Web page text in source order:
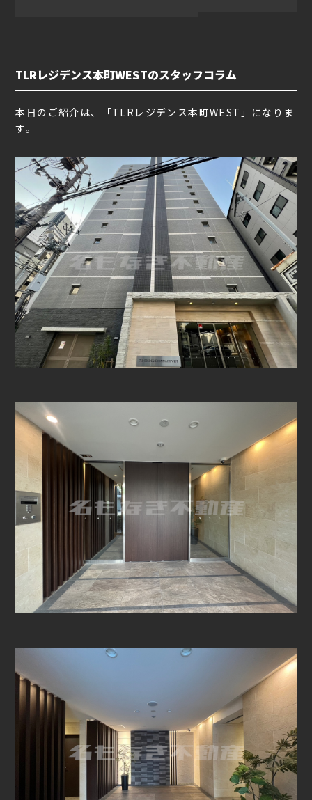
TLRレジデンス本町WESTのスタッフコラム
本日のご紹介は、「TLRレジデンス本町WEST」になりま
す。